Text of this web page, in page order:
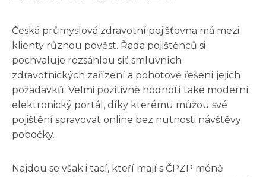
Česká průmyslová zdravotní pojišťovna má mezi
klienty různou pověst. Řada pojištěnců si
pochvaluje rozsáhlou síť smluvních
zdravotnických zařízení a pohotové řešení jejich
požadavků. Velmi pozitivně hodnotí také moderní
elektronický portál, díky kterému můžou své
pojištění spravovat online bez nutnosti návštěvy
pobočky.
Najdou se však i tací, kteří mají s ČPZP méně